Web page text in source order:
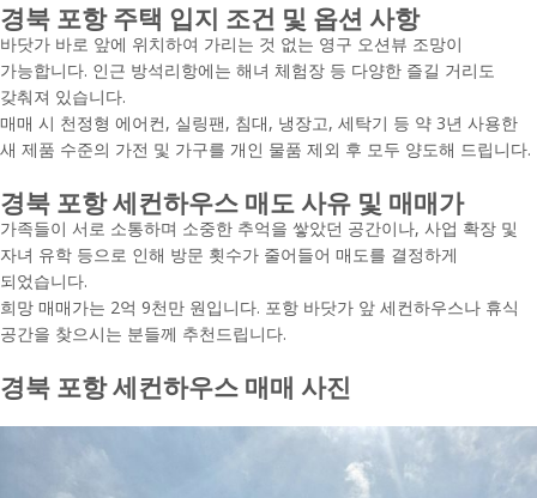
경북 포항 주택 입지 조건 및 옵션 사항
바닷가 바로 앞에 위치하여 가리는 것 없는 영구 오션뷰 조망이
가능합니다. 인근 방석리항에는 해녀 체험장 등 다양한 즐길 거리도
갖춰져 있습니다.
매매 시 천정형 에어컨, 실링팬, 침대, 냉장고, 세탁기 등 약 3년 사용한
새 제품 수준의 가전 및 가구를 개인 물품 제외 후 모두 양도해 드립니다.
경북 포항 세컨하우스 매도 사유 및 매매가
가족들이 서로 소통하며 소중한 추억을 쌓았던 공간이나, 사업 확장 및
자녀 유학 등으로 인해 방문 횟수가 줄어들어 매도를 결정하게
되었습니다.
희망 매매가는 2억 9천만 원입니다. 포항 바닷가 앞 세컨하우스나 휴식
공간을 찾으시는 분들께 추천드립니다.
경북 포항 세컨하우스 매매 사진